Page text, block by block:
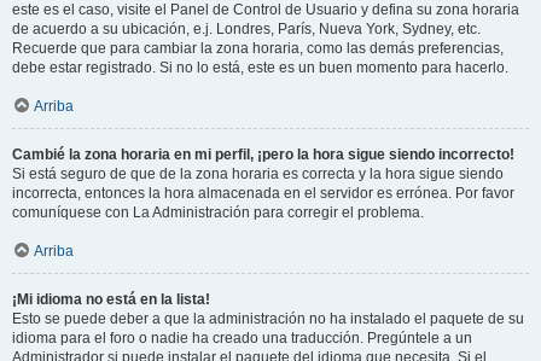
este es el caso, visite el Panel de Control de Usuario y defina su zona horaria
de acuerdo a su ubicación, e.j. Londres, París, Nueva York, Sydney, etc.
Recuerde que para cambiar la zona horaria, como las demás preferencias,
debe estar registrado. Si no lo está, este es un buen momento para hacerlo.
Arriba
Cambié la zona horaria en mi perfil, ¡pero la hora sigue siendo incorrecto!
Si está seguro de que de la zona horaria es correcta y la hora sigue siendo
incorrecta, entonces la hora almacenada en el servidor es errónea. Por favor
comuníquese con La Administración para corregir el problema.
Arriba
¡Mi idioma no está en la lista!
Esto se puede deber a que la administración no ha instalado el paquete de su
idioma para el foro o nadie ha creado una traducción. Pregúntele a un
Administrador si puede instalar el paquete del idioma que necesita. Si el